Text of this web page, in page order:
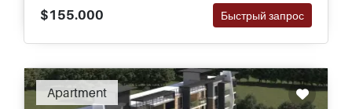
$155.000
Быстрый запрос
Apartment